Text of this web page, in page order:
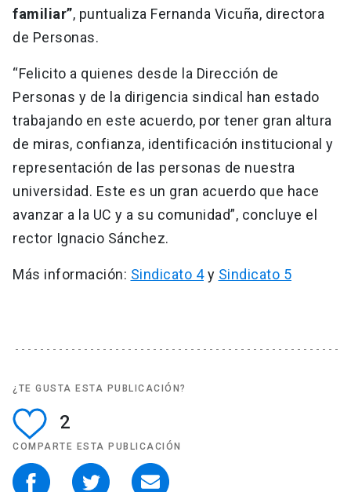
familiar”, puntualiza Fernanda Vicuña, directora
de Personas.
“Felicito a quienes desde la Dirección de
Personas y de la dirigencia sindical han estado
trabajando en este acuerdo, por tener gran altura
de miras, confianza, identificación institucional y
representación de las personas de nuestra
universidad. Este es un gran acuerdo que hace
avanzar a la UC y a su comunidad”, concluye el
rector Ignacio Sánchez.
Más información: Sindicato 4y Sindicato 5
¿TE GUSTA ESTA PUBLICACIÓN?
2
COMPARTE ESTA PUBLICACIÓN